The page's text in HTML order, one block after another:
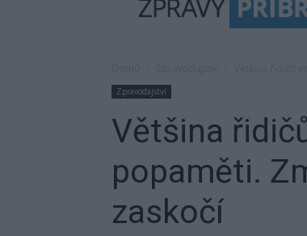
Zpravodajství
Většina
popaměti.
zaskočí